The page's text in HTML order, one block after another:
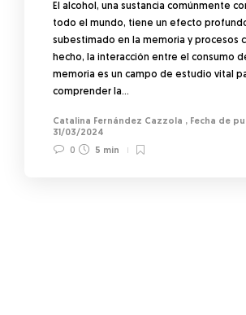
El alcohol, una sustancia comúnmente
todo el mundo, tiene un efecto
subestimado en la memoria y procesos
hecho, la interacción entre el consumo
memoria es un campo de estudio vital
comprender la…
Catalina Fernández Cazzola ,
31/03/2024
0
5 min